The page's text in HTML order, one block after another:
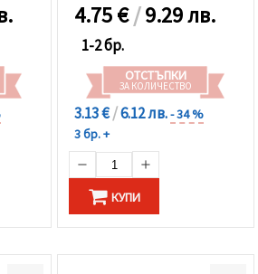
4.75€/9.29 лв.
1-2 бр.
ОТСТЪПКИ
ЗА КОЛИЧЕСТВО
3.13 €/6.12 лв.- 34 %
3 бр. +
КУПИ